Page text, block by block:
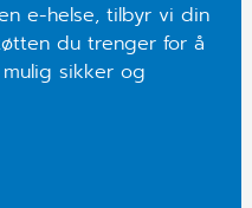
e-helse, tilbyr vi din
du trenger for å
sikker og